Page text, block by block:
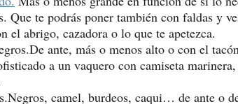
Que te podrás poner también con faldas y
el abrigo, cazadora o lo que te apetezca.
ante, más o menos alto o con el
a un vaquero con camiseta
camel, burdeos, caqui… de ante o